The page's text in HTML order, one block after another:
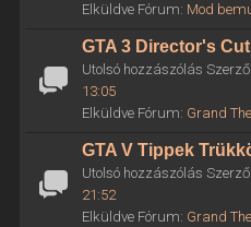
Elküldve Fórum: Mod
GTA 3 Director's
Utolsó hozzászólás Szerző:
13:05
Elküldve Fórum: Grand
GTA V Tippek
Utolsó hozzászólás Szerző:
21:52
Elküldve Fórum: Grand